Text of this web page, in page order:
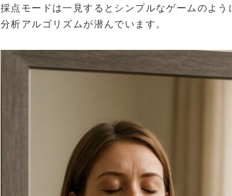
採点モードは一見するとシンプルなゲームのよ
分析アルゴリズムが潜んでいます。